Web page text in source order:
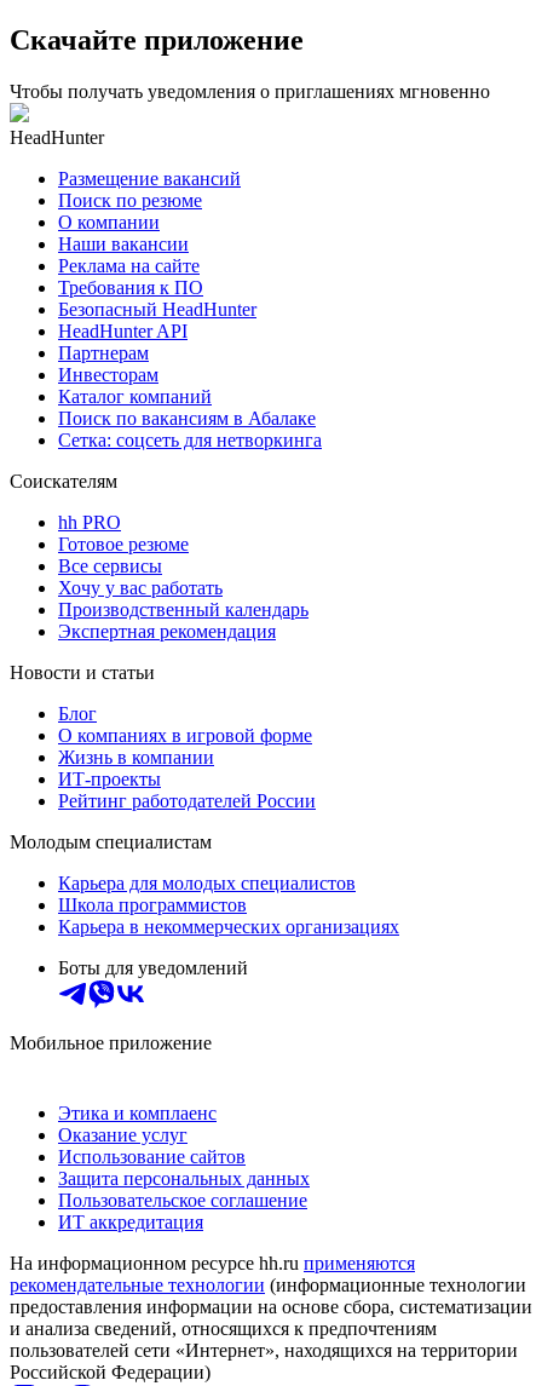
Скачайте приложение
Чтобы получать уведомления о приглашениях мгновенно
HeadHunter
Размещение вакансий
Поиск по резюме
О компании
Наши вакансии
Реклама на сайте
Требования к ПО
Безопасный HeadHunter
HeadHunter API
Партнерам
Инвесторам
Каталог компаний
Поиск по вакансиям в Абалаке
Сетка: соцсеть для нетворкинга
Соискателям
hh PRO
Готовое резюме
Все сервисы
Хочу у вас работать
Производственный календарь
Экспертная рекомендация
Новости и статьи
Блог
О компаниях в игровой форме
Жизнь в компании
ИТ-проекты
Рейтинг работодателей России
Молодым специалистам
Карьера для молодых специалистов
Школа программистов
Карьера в некоммерческих организациях
Боты для уведомлений
Мобильное приложение
Этика и комплаенс
Оказание услуг
Использование сайтов
Защита персональных данных
Пользовательское соглашение
ИТ аккредитация
На информационном ресурсе hh.ru применяются
рекомендательные технологии (информационные технологии
предоставления информации на основе сбора, систематизации
и анализа сведений, относящихся к предпочтениям
пользователей сети «Интернет», находящихся на территории
Российской Федерации)